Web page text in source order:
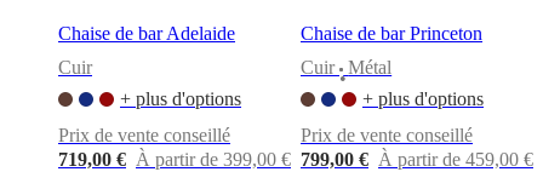
Chaise de bar Adelaide
Cuir
+ plus d'options
Prix de vente conseillé
719,00 € À partir de 399,00 €
Chaise de bar Princeton
Cuir
•
Métal
+ plus d'options
Prix de vente conseillé
799,00 € À partir de 459,00 €